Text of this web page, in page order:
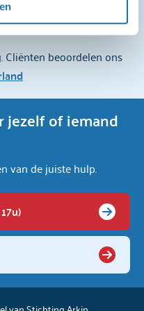
raadplegen.
Cliënten beoordelen ons
jezelf of iemand
van de juiste hulp.